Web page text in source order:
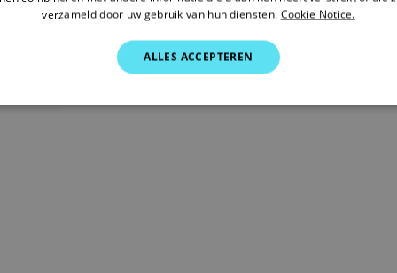
ervaring mogelijk. De displays zijn ook beschermd met
https://commercial.raymarine.com/
verzameld door uw gebruik van hun diensten. Cookie Notice.
ALLES ACCEPTEREN